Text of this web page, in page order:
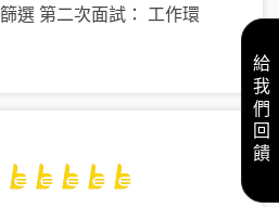
選 第二次面試： 工作環
給我們回饋